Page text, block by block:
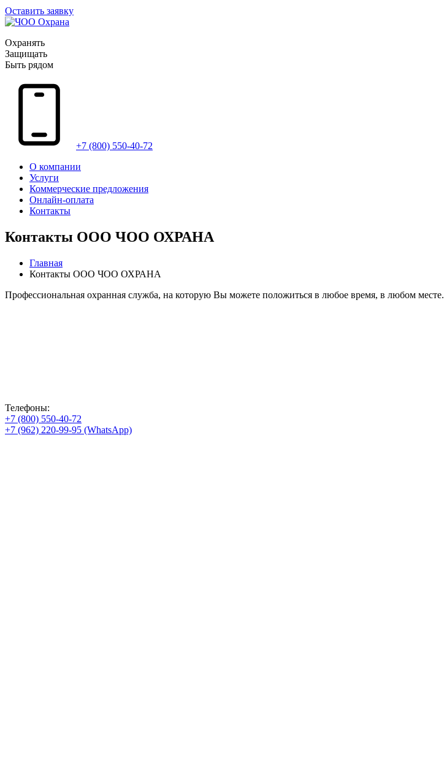
Оставить заявку
Охранять
Защищать
Быть рядом
+7 (800) 550-40-72
О компании
Услуги
Коммерческие предложения
Онлайн-оплата
Контакты
Контакты ООО ЧОО ОХРАНА
Главная
Контакты ООО ЧОО ОХРАНА
Профессиональная охранная служба, на которую Вы можете положиться в любое время, в любом месте.
Телефоны:
+7 (800) 550-40-72
+7 (962) 220-99-95 (WhatsApp)